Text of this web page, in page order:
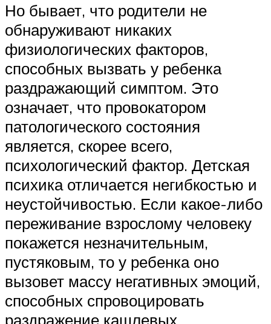
Но бывает, что родители не
обнаруживают никаких
физиологических факторов,
способных вызвать у ребенка
раздражающий симптом. Это
означает, что провокатором
патологического состояния
является, скорее всего,
психологический фактор. Детская
психика отличается негибкостью и
неустойчивостью. Если какое-либо
переживание взрослому человеку
покажется незначительным,
пустяковым, то у ребенка оно
вызовет массу негативных эмоций,
способных спровоцировать
раздражение кашлевых